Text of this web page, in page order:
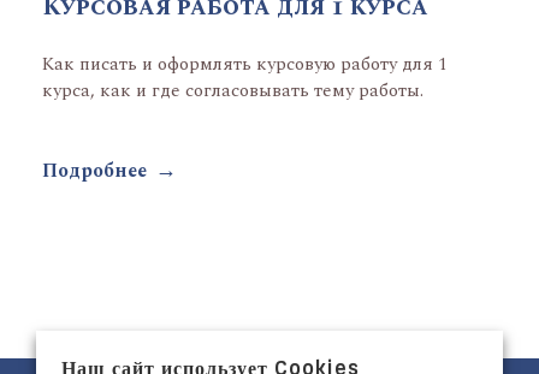
Как писать и оформлять курсовую работу для 1
курса, как и где согласовывать тему работы.
Подробнее
Наш сайт использует Cookies